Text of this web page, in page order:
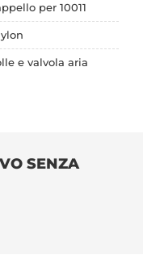
per 10011
e valvola aria
SENZA